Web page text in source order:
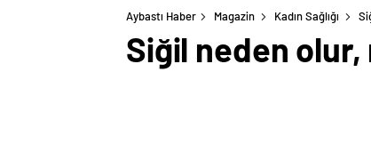
Aybastı Haber Magazin Kadın Sağlığı
Siğil neden olur,